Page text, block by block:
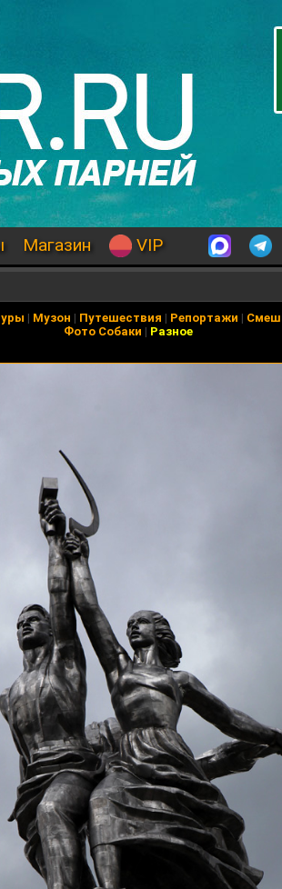
Магазин VIP
| Музон | Путешествия | Репортажи |
Фото Собаки | Разное